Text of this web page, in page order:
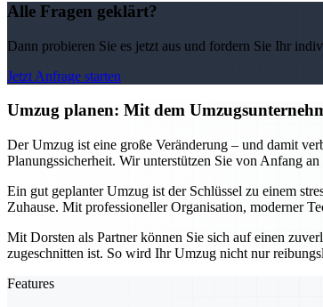
Alle Fragen geklärt?
Dann probieren Sie es jetzt aus und fordern Sie Ihr
Jetzt Anfrage starten
Umzug planen: Mit dem
Der Umzug ist eine große Veränderung – und damit
Planungssicherheit. Wir unterstützen Sie von Anfang
Ein gut geplanter Umzug ist der Schlüssel zu einem
Zuhause. Mit professioneller Organisation, moderner
Mit Dorsten als Partner können Sie sich auf einen
zugeschnitten ist. So wird Ihr Umzug nicht nur
Features